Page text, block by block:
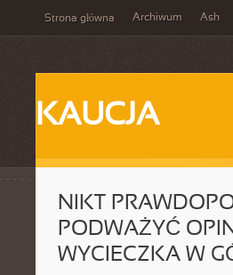
Strona główna Archiwum Ash
KAUCJA
NIKT
PODWAŻYĆ
WYCIECZKA W